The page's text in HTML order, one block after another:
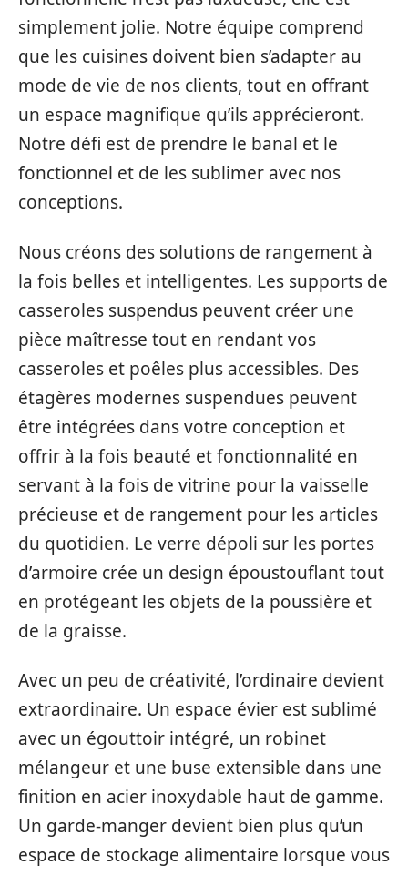
simplement jolie. Notre équipe comprend
que les cuisines doivent bien s’adapter au
mode de vie de nos clients, tout en offrant
un espace magnifique qu’ils apprécieront.
Notre défi est de prendre le banal et le
fonctionnel et de les sublimer avec nos
conceptions.
Nous créons des solutions de rangement à
la fois belles et intelligentes. Les supports de
casseroles suspendus peuvent créer une
pièce maîtresse tout en rendant vos
casseroles et poêles plus accessibles. Des
étagères modernes suspendues peuvent
être intégrées dans votre conception et
offrir à la fois beauté et fonctionnalité en
servant à la fois de vitrine pour la vaisselle
précieuse et de rangement pour les articles
du quotidien. Le verre dépoli sur les portes
d’armoire crée un design époustouflant tout
en protégeant les objets de la poussière et
de la graisse.
Avec un peu de créativité, l’ordinaire devient
extraordinaire. Un espace évier est sublimé
avec un égouttoir intégré, un robinet
mélangeur et une buse extensible dans une
finition en acier inoxydable haut de gamme.
Un garde-manger devient bien plus qu’un
espace de stockage alimentaire lorsque vous